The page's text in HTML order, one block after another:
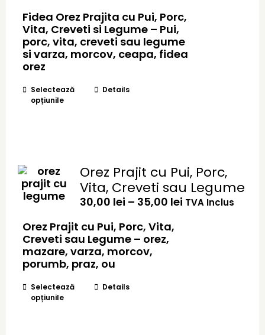
prețuri:
până
la
Fidea Orez Prajita cu Pui, Porc,
Vita, Creveti si Legume – Pui,
porc, vita, creveti sau legume
si varza, morcov, ceapa, fidea
orez
Selectează
opțiunile
Acest
Opțiunile
pot
fi
alese
pagina
produsului.
Details
Orez Prajit cu Pui, Porc,
Vita, Creveti sau Legume
30,00 lei – 35,00 leiInterval
TVA Inclus
Orez Prajit cu Pui, Porc, Vita,
Creveti sau Legume – orez,
mazare, varza, morcov,
porumb, praz, ou
Selectează
opțiunile
Acest
Details